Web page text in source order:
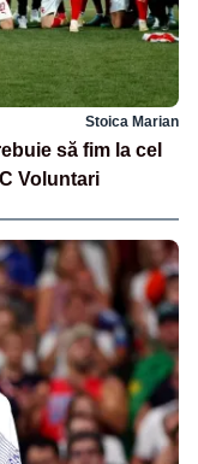
Stoica Marian
să fim la cel
Voluntari